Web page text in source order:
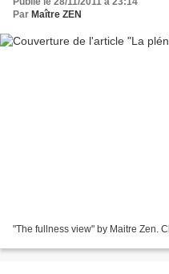
Par Maître ZEN
"The fullness view" by Maitre Zen.